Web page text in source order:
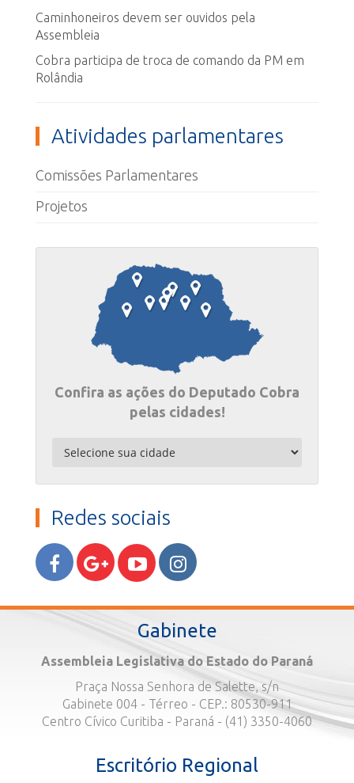
Caminhoneiros devem ser ouvidos pela
Assembleia
Cobra participa de troca de comando da PM em
Rolândia
Atividades parlamentares
Comissões Parlamentares
Projetos
Confira as ações do Deputado Cobra
pelas cidades!
Redes sociais
Gabinete
Assembleia Legislativa do Estado do Paraná
Praça Nossa Senhora de Salette, s/n
Gabinete 004 - Térreo - CEP.: 80530-911
Centro Cívico Curitiba - Paraná - (41) 3350-4060
Escritório Regional